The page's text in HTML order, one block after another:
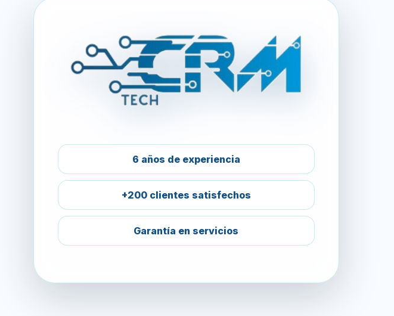
6 años de experiencia
+200 clientes satisfechos
Garantía en servicios